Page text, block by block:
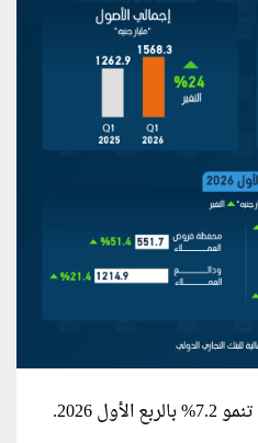
تنمو 7.2% بالربع الأول 2026.